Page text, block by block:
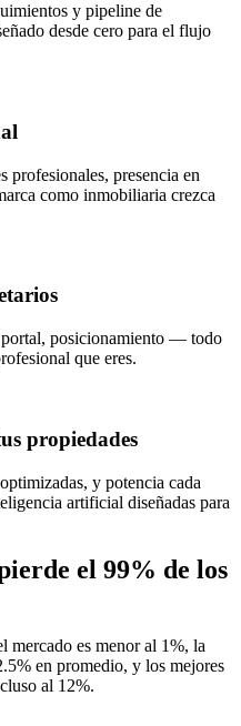
y pipeline de
desde cero para el flujo
profesionales, presencia en
como inmobiliaria crezca
posicionamiento — todo
que eres.
propiedades
y potencia cada
artificial diseñadas para
el 99% de los
mercado es menor al 1%, la
en promedio, y los mejores
al 12%.